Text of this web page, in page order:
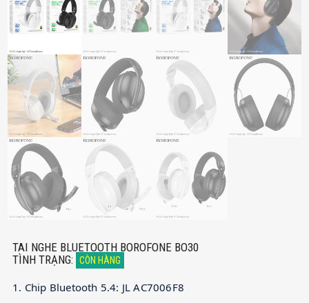
TAI NGHE BLUETOOTH BOROFONE BO30
TÌNH TRẠNG: CÒN HÀNG
1. Chip Bluetooth 5.4: JL AC7006F8